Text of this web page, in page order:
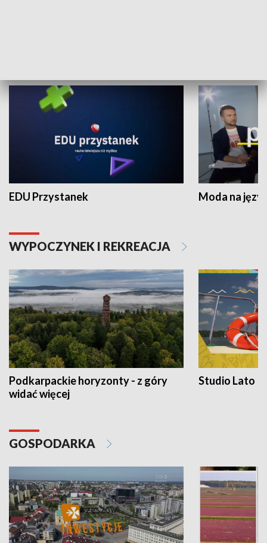
EDU Przystanek Moda na
WYPOCZYNEK I REKREACJA
Podkarpackie horyzonty - z góry
widać więcej
Studio Lato
GOSPODARKA